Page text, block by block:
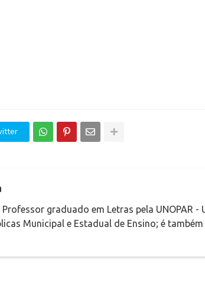
Professor graduado em Letras pela UNOPAR
Municipal e Estadual de Ensino; é